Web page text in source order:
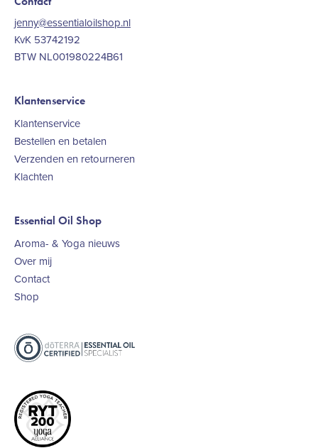
jenny@essentialoilshop.nl
KvK 53742192
BTW NL001980224B61
Klantenservice
Klantenservice
Bestellen en betalen
Verzenden en retourneren
Klachten
Essential Oil Shop
Aroma- & Yoga nieuws
Over mij
Contact
Shop